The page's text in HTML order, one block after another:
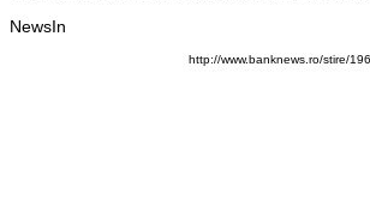
NewsIn
http://www.banknews.ro/stire/